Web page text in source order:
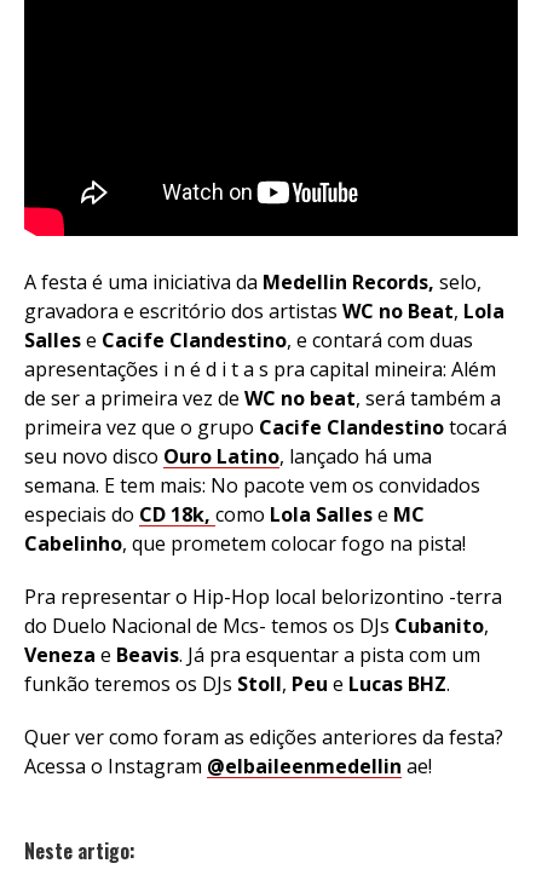
A festa é uma iniciativa da Medellin Records, selo,
gravadora e escritório dos artistas WC no Beat, Lola
Sallese Cacife Clandestino, e contará com duas
apresentações i n é d i t a s pra capital mineira: Além
de ser a primeira vez de WC no beat, será também a
primeira vez que o grupo Cacife Clandestinotocará
seu novo disco Ouro Latino, lançado há uma
semana. E tem mais: No pacote vem os convidados
especiais do CD 18k, como Lola Sallese MC
Cabelinho, que prometem colocar fogo na pista!
Pra representar o Hip-Hop local belorizontino -terra
do Duelo Nacional de Mcs- temos os DJs Cubanito,
Veneza e Beavis. Já pra esquentar a pista com um
funkão teremos os DJs Stoll, Peu e Lucas BHZ.
Quer ver como foram as edições anteriores da festa?
Acessa o Instagram @elbaileenmedellin ae!
Neste artigo: